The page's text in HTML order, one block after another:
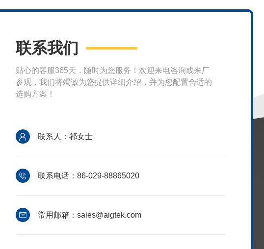
联系我们
贴心的客服365天，随时为您服务！欢迎来电咨询或来厂
参观，我们将竭诚为您提供详细介绍，并为您配置合适的
选购方案！
联系人：祁女士
联系电话：86-029-88865020
常用邮箱：sales@aigtek.com